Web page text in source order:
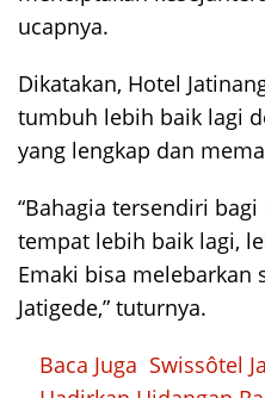
ucapnya.
Dikatakan, Hotel
tumbuh lebih baik lagi
yang lengkap dan
“Bahagia tersendiri
tempat lebih baik lagi,
Emaki bisa melebarkan
Jatigede,” tuturnya.
Baca Juga Swissôtel